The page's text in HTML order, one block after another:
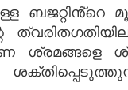
ശ്രമങ്ങളെ